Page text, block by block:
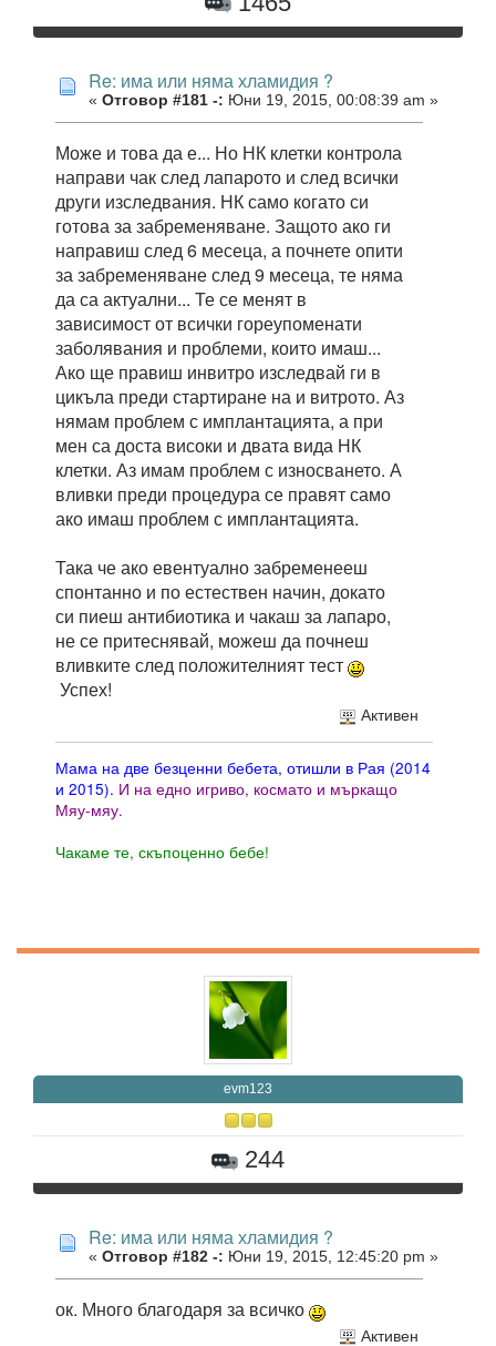
Re: има или няма хламидия ?
« Отговор #181 -: Юни 19, 2015, 00:08:39 am »
Може и това да е... Но НК клетки контрола
направи чак след лапарото и след всички
други изследвания. НК само когато си
готова за забременяване. Защото ако ги
направиш след 6 месеца, а почнете опити
за забременяване след 9 месеца, те няма
да са актуални... Те се менят в
зависимост от всички гореупоменати
заболявания и проблеми, които имаш...
Ако ще правиш инвитро изследвай ги в
цикъла преди стартиране на и витрото. Аз
нямам проблем с имплантацията, а при
мен са доста високи и двата вида НК
клетки. Аз имам проблем с износването. А
вливки преди процедура се правят само
ако имаш проблем с имплантацията.
Така че ако евентуално забременееш
спонтанно и по естествен начин, докато
си пиеш антибиотика и чакаш за лапаро,
не се притеснявай, можеш да почнеш
вливките след положителният тест
Успех!
Активен
Мама на две безценни бебета, отишли в Рая (2014
и 2015). И на едно игриво, космато и мъркащо
Мяу-мяу.
Чакаме те, скъпоценно бебе!
evm123
244
Re: има или няма хламидия ?
« Отговор #182 -: Юни 19, 2015, 12:45:20 pm »
ок. Много благодаря за всичко
Активен